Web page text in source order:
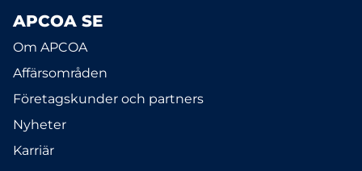
APCOA SE
Om APCOA
Affärsområden
Företagskunder och partners
Nyheter
Karriär